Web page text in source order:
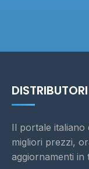
Il portale italiano
migliori prezzi,
aggiornamenti in